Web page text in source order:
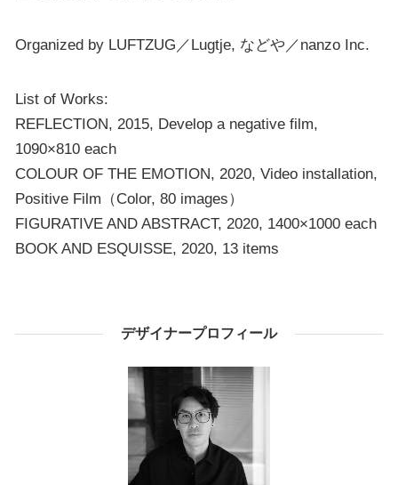
Organized by LUFTZUG／Lugtje, などや／nanzo Inc.
List of Works:
REFLECTION, 2015, Develop a negative film,
1090×810 each
COLOUR OF THE EMOTION, 2020, Video installation,
Positive Film（Color, 80 images）
FIGURATIVE AND ABSTRACT, 2020, 1400×1000 each
BOOK AND ESQUISSE, 2020, 13 items
デザイナープロフィール